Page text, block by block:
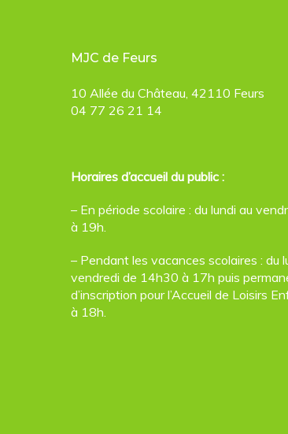
MJC de Feurs
10 Allée du Château, 42110 Feurs
04 77 26 21 14
Horaires d’accueil du public :
– En période scolaire : du lundi au
à 19h.
– Pendant les vacances scolaires : du
vendredi de 14h30 à 17h puis
d’inscription pour l’Accueil de Loisirs
à 18h.